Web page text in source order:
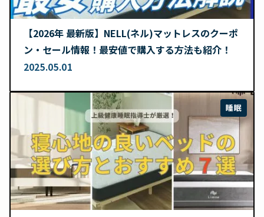
【2026年 最新版】NELL(ネル)マットレスのクーポ
ン・セール情報！最安値で購入する方法も紹介！
2025.05.01
睡眠